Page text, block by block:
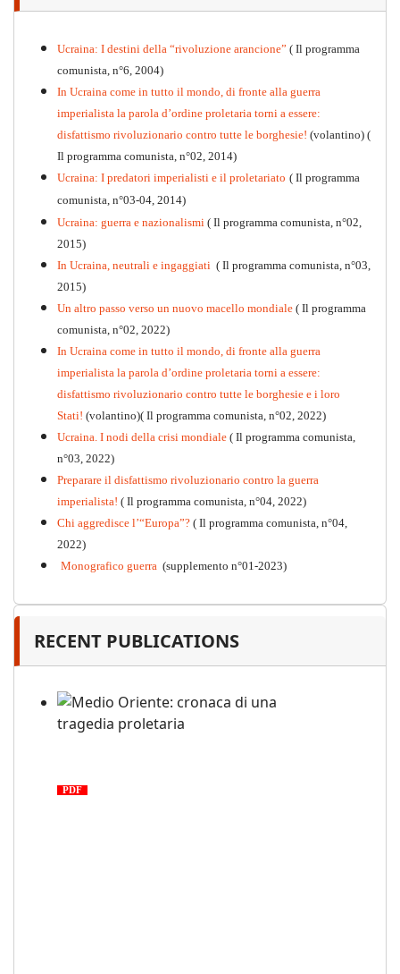
Kommunistisches Programm
PDF n°10 - 2026
Ucraina: I destini della “rivoluzione arancione” ( Il programma
comunista, n°6, 2004)
In Ucraina come in tutto il mondo, di fronte alla guerra
imperialista la parola d’ordine proletaria torni a essere:
disfattismo rivoluzionario contro tutte le borghesie! (volantino) (
Il programma comunista, n°02, 2014)
Ucraina: I predatori imperialisti e il proletariato ( Il programma
comunista, n°03-04, 2014)
Ucraina: guerra e nazionalismi ( Il programma comunista, n°02,
2015)
In Ucraina, neutrali e ingaggiati ( Il programma comunista, n°03,
2015)
Un altro passo verso un nuovo macello mondiale ( Il programma
comunista, n°02, 2022)
In Ucraina come in tutto il mondo, di fronte alla guerra
imperialista la parola d’ordine proletaria torni a essere:
disfattismo rivoluzionario contro tutte le borghesie e i loro
Stati! (volantino)( Il programma comunista, n°02, 2022)
Ucraina. I nodi della crisi mondiale ( Il programma comunista,
n°03, 2022)
Preparare il disfattismo rivoluzionario contro la guerra
imperialista! ( Il programma comunista, n°04, 2022)
Chi aggredisce l’“Europa”? ( Il programma comunista, n°04,
2022)
Monografico guerra (supplemento n°01-2023)
RECENT PUBLICATIONS
PDF